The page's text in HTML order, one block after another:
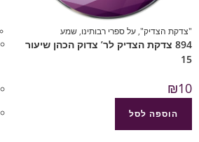
"צדקת הצדיק", על ספרי רבותינו, שמע
894 צדקת הצדיק לר’ צדוק הכהן שיעור
15
₪10
הוספה לסל